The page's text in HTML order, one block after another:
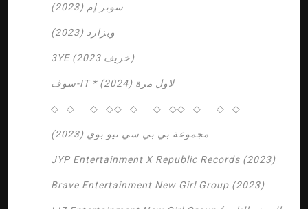
سوبر إم (2023)
ويزارد (2023)
3YE (خريف 2023)
سوف-IT * لاول مرة (2024)
◇─◇──◇─◇◇─◇──◇─◇◇─◇──◇─◇
مجموعة بي بي سي نيو بوي (2023)
JYP Entertainment X Republic Records (2023)
Brave Entertainment New Girl Group (2023)